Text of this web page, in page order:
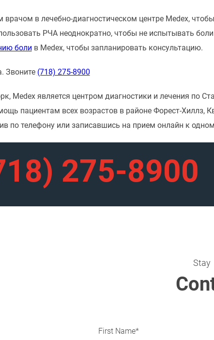
врачом в лечебно-диагностическом центре Medex,
РЧА неоднократно, чтобы не испытывать боли
боли в Medex, чтобы запланировать консультацию.
Звоните (718) 275-8900
Medex является центром диагностики и лечения по
пациентам всех возрастов в районе Форест-Хиллз,
по телефону или записавшись на прием онлайн к
275-8900
Stay